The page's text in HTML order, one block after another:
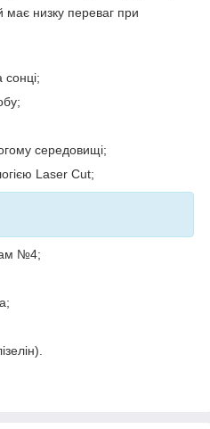
має низку переваг при
сонці;
середовищі;
Laser Cut;
№4;